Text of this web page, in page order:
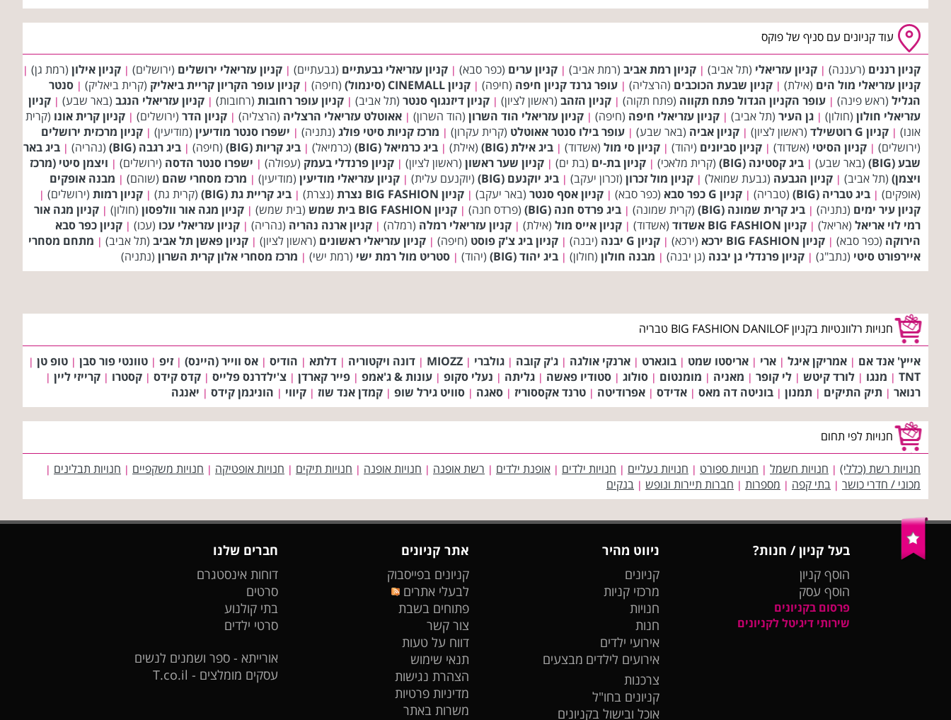
עוד קניונים עם סניף של פוקס
קניון רננים (רעננה) | קניון עזריאלי (תל אביב) | קניון רמת אביב (רמת אביב) | קניון ערים (כפר סבא) | קניון עזריאלי גבעתיים (גבעתיים) | קניון עזריאלי ירושלים (ירושלים) | קניון אילון (רמת גן) |
קניון עזריאלי מול הים (אילת) | קניון שבעת הכוכבים (הרצליה) | עופר גרנד קניון חיפה (חיפה) | קניון CINEMALL (סינמול) (חיפה) | קניון עופר הקריון קריית ביאליק (קרית ביאליק) | סנטר
הגליל (ראש פינה) | עופר הקניון הגדול פתח תקווה (פתח תקוה) | קניון הזהב (ראשון לציון) | קניון דיזנגוף סנטר (תל אביב) | קניון עופר רחובות (רחובות) | קניון עזריאלי הנגב (באר שבע) | קניון
עזריאלי חולון (חולון) | גן העיר (תל אביב) | קניון עזריאלי חיפה (חיפה) | קניון עזריאלי הוד השרון (הוד השרון) | אאוטלט עזריאלי הרצליה (הרצליה) | קניון הדר (ירושלים) | קניון קרית אונו (קרית
אונו) | קניון G רוטשילד (ראשון לציון) | קניון אביה (באר שבע) | עופר בילו סנטר אאוטלט (קרית עקרון) | מרכז קניות סיטי פולג (נתניה) | ישפרו סנטר מודיעין (מודיעין) | קניון מרכזית ירושלים
(ירושלים) | קניון הסיטי (אשדוד) | קניון סביונים (יהוד) | קניון סי מול (אשדוד) | ביג אילת (BIG) (אילת) | ביג כרמיאל (BIG) (כרמיאל) | ביג קריות (BIG) (חיפה) | ביג רגבה (BIG) (נהריה) | ביג באר
שבע (BIG)
(באר שבע) | ביג קסטינה (BIG) (קרית מלאכי) | קניון בת-ים (בת ים) | קניון שער ראשון (ראשון לציון) | קניון פרנדלי בעמק (עפולה) | ישפרו סנטר הדסה (ירושלים) | ויצמן סיטי (מרכז
ויצמן) (תל אביב) | קניון הגבעה (גבעת שמואל) | קניון מול זכרון (זכרון יעקב) | ביג יוקנעם (BIG) (יוקנעם עלית) | קניון עזריאלי מודיעין (מודיעין) | מרכז מסחרי שהם (שוהם) | מבנה אופקים
(אופקים) | ביג טבריה (BIG) (טבריה) | קניון G כפר סבא (כפר סבא) | קניון אסף סנטר (באר יעקב) | קניון BIG FASHION נצרת (נצרת) | ביג קריית גת (BIG) (קרית גת) | קניון רמות (ירושלים) |
קניון עיר ימים (נתניה) | ביג קרית שמונה (BIG) (קרית שמונה) | ביג פרדס חנה (BIG) (פרדס חנה) | קניון BIG FASHION בית שמש (בית שמש) | קניון מגה אור וולפסון (חולון) | קניון מגה אור
רמי לוי אריאל (אריאל) | קניון BIG FASHION אשדוד (אשדוד) | קניון אייס מול (אילת) | קניון עזריאלי רמלה (רמלה) | קניון ארנה נהריה (נהריה) | קניון עזריאלי עכו (עכו) | קניון כפר סבא
הירוקה (כפר סבא) | קניון BIG FASHION ירכא (ירכא) | קניון G יבנה (יבנה) | קניון ביג צ'ק פוסט (חיפה) | קניון עזריאלי ראשונים (ראשון לציון) | קניון פאשן תל אביב (תל אביב) | מתחם מסחרי
איירפורט סיטי (נתב"ג) | קניון פרנדלי גן יבנה (גן יבנה) | מבנה חולון (חולון) | ביג יהוד (BIG) (יהוד) | סטריט מול רמת ישי (רמת ישי) | מרכז מסחרי אלון קרית השרון (נתניה)
חנויות רלוונטיות בקניון BIG FASHION DANILOF טבריה
אייץ' אנד אם | אמריקן איגל | ארי | אריסטו שמט | בוגארט | ארנקי אולגה | ג'ק קובה | גולברי |
MIOZZ
| דונה ויקטוריה | דלתא | הודיס | אס ווייר (היינס) | זיפ | טוונטי פור סבן | טופ טן |
TNT
| מנגו | לורד קיטש | לי קופר | מאניה | מומנטום | סולוג | סטודיו פאשה | גליתה | נעלי סקופ | עונות & ג'אמפ | פייר קארדן | צ'ילדרנס פלייס | קדס קידס | קסטרו | קרייזי ליין |
רנואר | תיק התיקים | תמנון | בוניטה דה מאס | אדידס | אפרודיטה | טרנד אקססוריז | סאגה | סוויט גירל שופ | קמדן אנד שוז | קיווי | הוניגמן קידס | יאנגה
חנויות לפי תחום
חנויות רשת (כללי) | חנויות חשמל | חנויות ספורט | חנויות נעליים | חנויות ילדים | אופנת ילדים | רשת אופנה | חנויות אופנה | חנויות תיקים | חנויות אופטיקה | חנויות משקפיים | חנויות תבלינים |
מכוני / חדרי כושר | בתי קפה | מספרות | חברות תיירות ונופש | בנקים
בעל קניון / חנות?
הוסף קניון
הוסף עסק
פרסום בקניונים
שירותי דיגיטל לקניונים
ניווט מהיר
קניונים
מרכזי קניות
חנויות
חנות
אירועי ילדים
אירועים לילדים מבצעים
צרכנות
קניונים בחו"ל
אוכל ובישול בקניונים
אתר קניונים
קניונים בפייסבוק
לבעלי אתרים
פתוחים בשבת
צור קשר
דווח על טעות
תנאי שימוש
הצהרת נגישות
מדיניות פרטיות
משרות באתר
חברים שלנו
דוחות אינסטגרם
סרטים
בתי קולנוע
סרטי ילדים
אורייתא - ספר ושמנים לנשים
עסקים מומלצים - T.co.il